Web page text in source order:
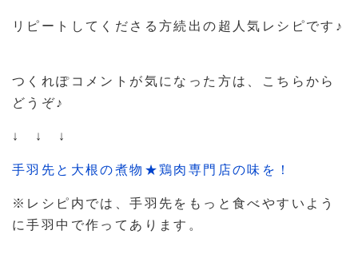
リピートしてくださる方続出の超人気レシピです♪
つくれぽコメントが気になった方は、こちらから
どうぞ♪
↓ ↓ ↓
手羽先と大根の煮物★鶏肉専門店の味を！
※レシピ内では、手羽先をもっと食べやすいよう
に手羽中で作ってあります。